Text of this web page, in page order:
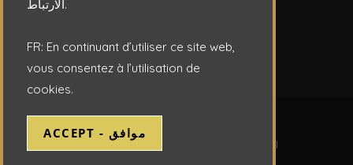
Copyright © 2026 - ENAFOR S.P.A.
Website Design by DTCI - Tarek Blal
الارتباط.
FR: En continuant d’utiliser ce site web,
vous consentez à l’utilisation de
cookies.
ACCEPT - موافق